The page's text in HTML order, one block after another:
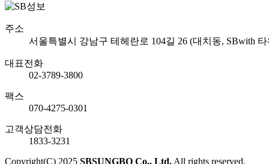
주소
서울특별시 강남구 테헤란로 104길 26 (대치동, SBwith
대표전화
02-3789-3800
팩스
070-4275-0301
고객상담전화
1833-3231
Copyright(C) 2025 SBSUNGBO Co., Ltd. All rights reserved.